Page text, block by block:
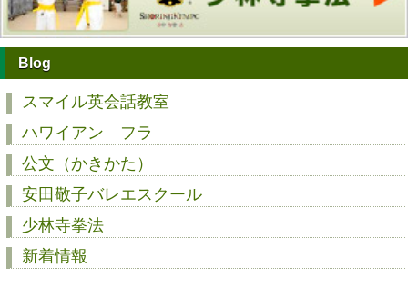
Blog
スマイル英会話教室
ハワイアン フラ
公文（かきかた）
安田敬子バレエスクール
少林寺拳法
新着情報